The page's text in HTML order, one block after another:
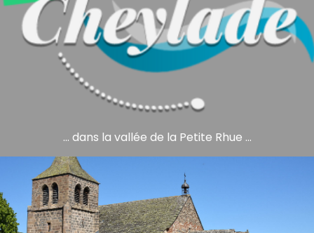
... dans la vallée de la Petite Rhue ...